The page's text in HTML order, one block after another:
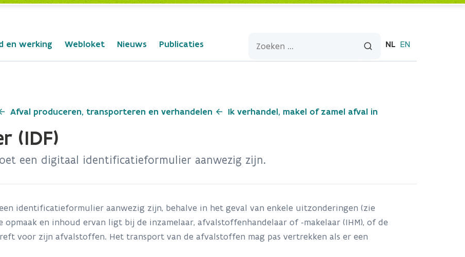
en werking Webloket Nieuws Publicaties NL EN
Afval produceren, transporteren en verhandelen Ik verhandel, makel of zamel afval in
(IDF)
een digitaal identificatieformulier aanwezig zijn.
identificatieformulier aanwezig zijn, behalve in het geval van enkele uitzonderingen (zie
en inhoud ervan ligt bij de inzamelaar, afvalstoffenhandelaar of -makelaar (IHM), of de
voor zijn afvalstoffen. Het transport van de afvalstoffen mag pas vertrekken als er een